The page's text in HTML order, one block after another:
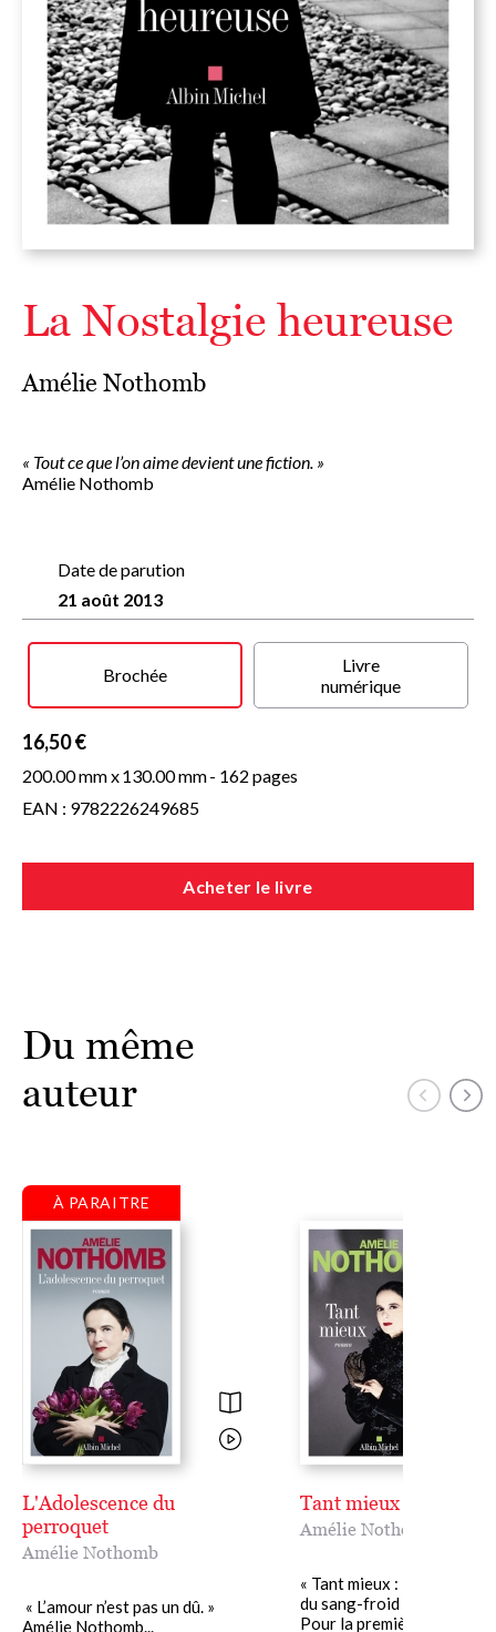
La Nostalgie heureuse
Amélie Nothomb
« Tout ce que l’on aime devient une fiction. »
Amélie Nothomb
Date de parution
21 août 2013
Brochée
Livre
numérique
16,50 €
200.00 mm x130.00 mm- 162 pages
EAN : 9782226249685
Acheter le livre
Du même
auteur
À PARAITRE
L'Adolescence du
perroquet
Amélie Nothomb
« L’amour n’est pas un dû. »
Amélie Nothomb...
Tant mieux
Amélie Nothomb
« Tant mieux : la version
du sang-froid » Amélie
Pour la première fois,